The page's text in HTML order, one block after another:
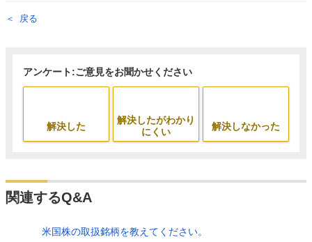
戻る
アンケート:ご意見をお聞かせください
解決した
解決したがわかり
にくい
解決しなかった
関連するQ&A
米国株の取扱銘柄を教えてください。